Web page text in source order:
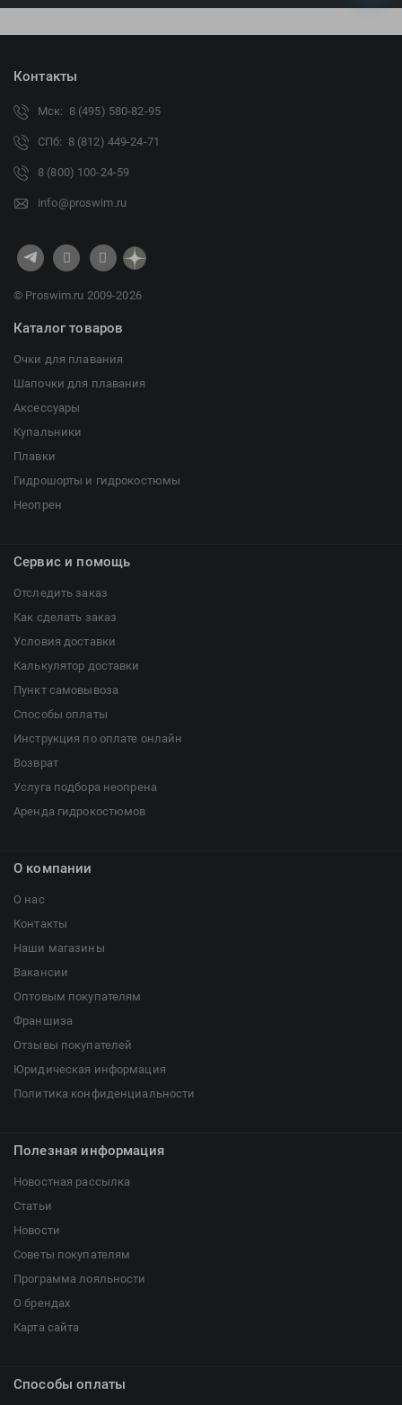
Контакты
Мск: 8 (495) 580-82-95
СПб: 8 (812) 449-24-71
8 (800) 100-24-59
info@proswim.ru
© Proswim.ru 2009-2026
Каталог товаров
Очки для плавания
Шапочки для плавания
Аксессуары
Купальники
Плавки
Гидрошорты и гидрокостюмы
Неопрен
Сервис и помощь
Отследить заказ
Как сделать заказ
Условия доставки
Калькулятор доставки
Пункт самовывоза
Способы оплаты
Инструкция по оплате онлайн
Возврат
Услуга подбора неопрена
Аренда гидрокостюмов
О компании
О нас
Контакты
Наши магазины
Вакансии
Оптовым покупателям
Франшиза
Отзывы покупателей
Юридическая информация
Политика конфиденциальности
Полезная информация
Новостная рассылка
Статьи
Новости
Советы покупателям
Программа лояльности
О брендах
Карта сайта
Способы оплаты